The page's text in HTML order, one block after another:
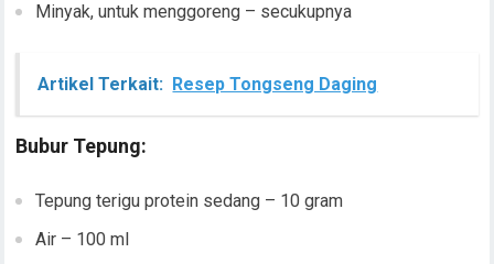
Minyak, untuk menggoreng – secukupnya
Artikel Terkait: Resep Tongseng Daging
Bubur Tepung:
Tepung terigu protein sedang – 10 gram
Air – 100 ml